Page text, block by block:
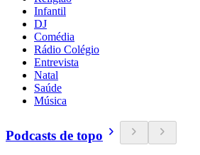
Infantil
DJ
Comédia
Rádio Colégio
Entrevista
Natal
Saúde
Música
Podcasts de topo